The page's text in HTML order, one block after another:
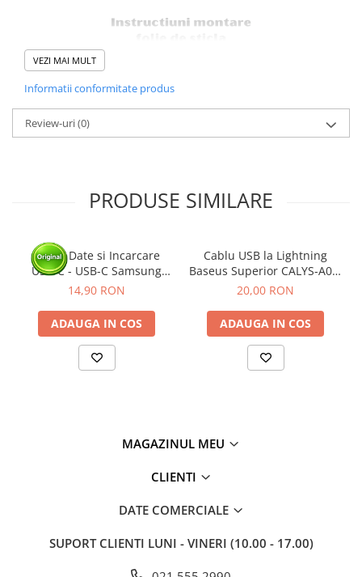
VEZI MAI MULT
Informatii conformitate produs
Review-uri(0)
PRODUSE SIMILARE
Cablu Date si Incarcare
USB-C - USB-C Samsung
Galaxy EP-DA705, 25W, 1m,
14,90 RON
ADAUGA IN COS
Cablu USB la Lightning
Baseus Superior CALYS-A01,
2.4A Fast Charging, 1m,
20,00 RON
ADAUGA IN COS
MAGAZINUL MEU
CLIENTI
DATE COMERCIALE
SUPORT CLIENTI LUNI - VINERI (10.00 - 17.00)